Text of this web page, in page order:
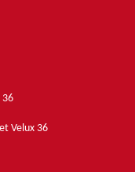
36
Velux 36